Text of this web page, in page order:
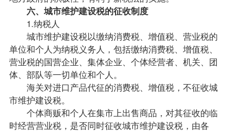
六、城市维护建设税的征收制度
1.纳税人
城市维护建设税以缴纳消费税、增值税、营业税的
单位和个人为纳税义务人，包括缴纳消费税、增值税、
营业税的国营企业、集体企业、个体经营者、机关、团
体、部队等一切单位和个人。
海关对进口产品代征的消费税、增值税，不征收城
市维护建设税。
个体商贩和个人在集市上出售商品，对其征收的临
时经营营业税，是否同时征收城市维护建设税，由各